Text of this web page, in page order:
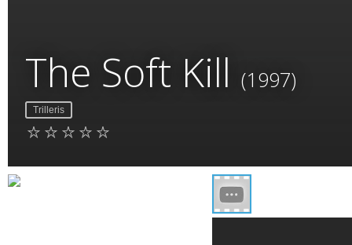
The Soft Kill (1997)
Trilleris